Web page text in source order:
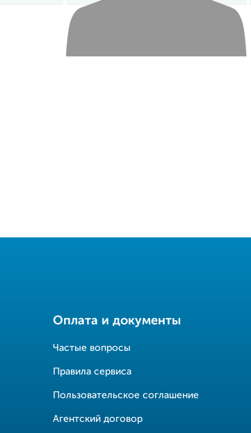
Оплата и документы
Частые вопросы
Правила сервиса
Пользовательское соглашение
Агентский договор